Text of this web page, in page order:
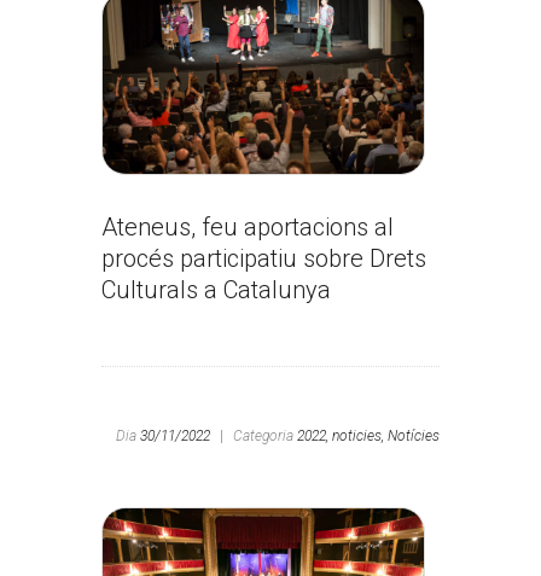
Ateneus, feu aportacions al
procés participatiu sobre Drets
Culturals a Catalunya
Dia 30/11/2022 Categoria 2022, noticies, Notícies